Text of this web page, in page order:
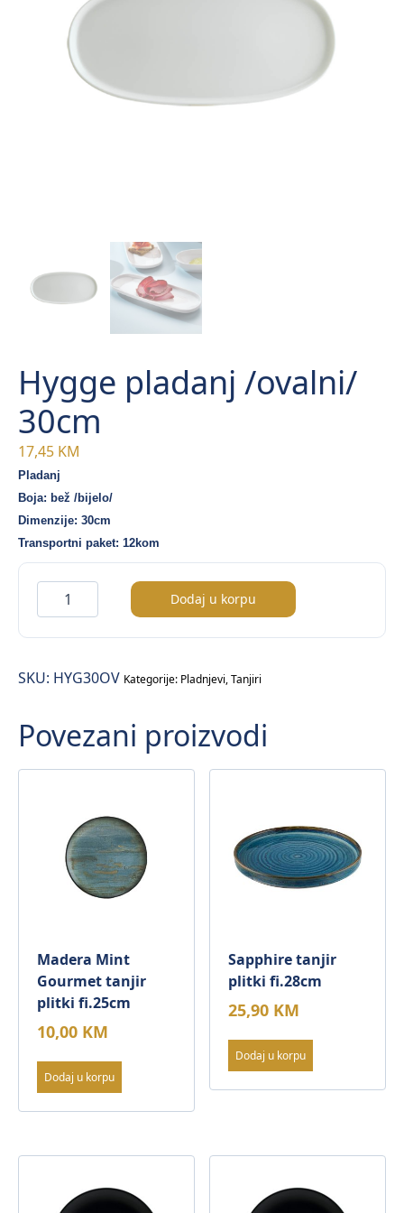
Hygge pladanj /ovalni/
30cm
17,45 KM
Pladanj
Boja: bež /bijelo/
Dimenzije: 30cm
Transportni paket: 12kom
Hygge
pladanj
/ovalni/
količina
Dodaj u korpu
SKU: HYG30OV Kategorije: Pladnjevi,Tanjiri
Povezani proizvodi
Madera Mint
Gourmet tanjir
plitki fi.25cm
10,00 KM
Dodaj u korpu
Sapphire tanjir
plitki fi.28cm
25,90 KM
Dodaj u korpu